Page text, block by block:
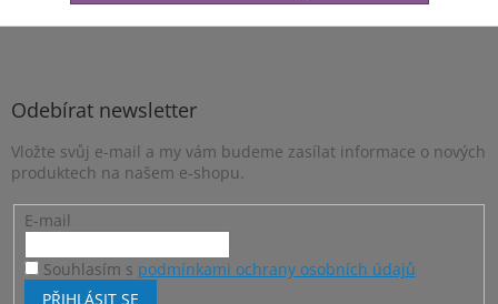
Z
Odebírat newsletter
Vložte svůj e-mail a my vám budeme zasílat informace o nových
produktech na našem e-shopu.
E-mail
Souhlasím s podmínkami ochrany osobních údajů
PŘIHLÁSIT SE